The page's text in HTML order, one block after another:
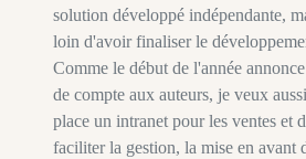
solution développé indépendante,
loin d'avoir finaliser le
Comme le début de l'année
de compte aux auteurs, je veux
place un intranet pour les ventes et
faciliter la gestion, la mise en avant